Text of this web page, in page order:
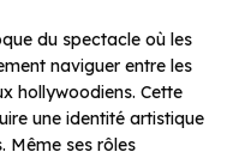
du spectacle où les
naviguer entre les
hollywoodiens. Cette
une identité artistique
Même ses rôles